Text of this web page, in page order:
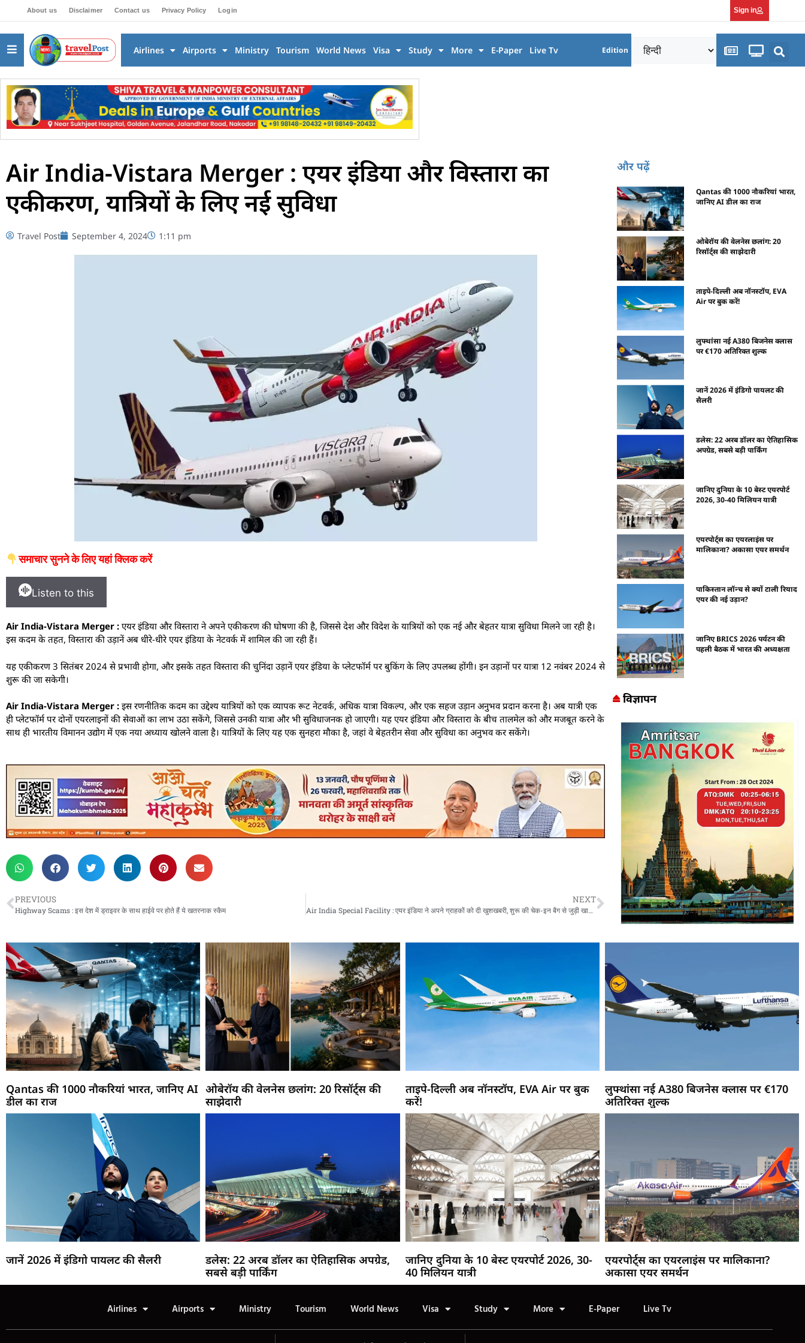
About us Disclaimer Contact us Privacy Policy Login Sign in
Airlines Airports Ministry Tourism World News Visa Study More E-Paper Live Tv Edition
Air India-Vistara Merger : एयर इंडिया और विस्तारा का
एकीकरण, यात्रियों के लिए नई सुविधा
Travel Post September 4, 2024 1:11 pm
समाचार सुनने के लिए यहां क्लिक करें
Listen to this
Air India-Vistara Merger : एयर इंडिया और विस्तारा ने अपने एकीकरण की घोषणा की है, जिससे देश और विदेश के यात्रियों को एक नई और बेहतर यात्रा सुविधा मिलने जा रही है।
इस कदम के तहत, विस्तारा की उड़ानें अब धीरे-धीरे एयर इंडिया के नेटवर्क में शामिल की जा रही हैं।
यह एकीकरण 3 सितंबर 2024 से प्रभावी होगा, और इसके तहत विस्तारा की चुनिंदा उड़ानें एयर इंडिया के प्लेटफॉर्म पर बुकिंग के लिए उपलब्ध होंगी। इन उड़ानों पर यात्रा 12 नवंबर 2024 से
शुरू की जा सकेगी।
Air India-Vistara Merger : इस रणनीतिक कदम का उद्देश्य यात्रियों को एक व्यापक रूट नेटवर्क, अधिक यात्रा विकल्प, और एक सहज उड़ान अनुभव प्रदान करना है। अब यात्री एक
ही प्लेटफॉर्म पर दोनों एयरलाइनों की सेवाओं का लाभ उठा सकेंगे, जिससे उनकी यात्रा और भी सुविधाजनक हो जाएगी। यह एयर इंडिया और विस्तारा के बीच तालमेल को और मजबूत करने के
साथ ही भारतीय विमानन उद्योग में एक नया अध्याय खोलने वाला है। यात्रियों के लिए यह एक सुनहरा मौका है, जहां वे बेहतरीन सेवा और सुविधा का अनुभव कर सकेंगे।
PREVIOUS
Highway Scams : इस देश में ड्राइवर के साथ हाईवे पर होते हैं ये खतरनाक स्कैम
NEXT
Air India Special Facility : एयर इंडिया ने अपने ग्राहकों को दी खुशखबरी, शुरू की चेक-इन बैग से जुड़ी खास सर्विस
और पढ़ें
Qantas की 1000 नौकरियां भारत,
जानिए AI डील का राज
ओबेरॉय की वेलनेस छलांग: 20
रिसॉर्ट्स की साझेदारी
ताइपे-दिल्ली अब नॉनस्टॉप, EVA
Air पर बुक करें!
लुफ्थांसा नई A380 बिजनेस क्लास
पर €170 अतिरिक्त शुल्क
जानें 2026 में इंडिगो पायलट की
सैलरी
डलेस: 22 अरब डॉलर का ऐतिहासिक
अपग्रेड, सबसे बड़ी पार्किंग
जानिए दुनिया के 10 बेस्ट एयरपोर्ट
2026, 30-40 मिलियन यात्री
एयरपोर्ट्स का एयरलाइंस पर
मालिकाना? अकासा एयर समर्थन
पाकिस्तान लॉन्च से क्यों टाली रियाद
एयर की नई उड़ान?
जानिए BRICS 2026 पर्यटन की
पहली बैठक में भारत की अध्यक्षता
विज्ञापन
Qantas की 1000 नौकरियां भारत, जानिए AI
डील का राज
ओबेरॉय की वेलनेस छलांग: 20 रिसॉर्ट्स की
साझेदारी
ताइपे-दिल्ली अब नॉनस्टॉप, EVA Air पर बुक
करें!
लुफ्थांसा नई A380 बिजनेस क्लास पर €170
अतिरिक्त शुल्क
जानें 2026 में इंडिगो पायलट की सैलरी
डलेस: 22 अरब डॉलर का ऐतिहासिक अपग्रेड,
सबसे बड़ी पार्किंग
जानिए दुनिया के 10 बेस्ट एयरपोर्ट 2026, 30-
40 मिलियन यात्री
एयरपोर्ट्स का एयरलाइंस पर मालिकाना?
अकासा एयर समर्थन
Airlines Airports Ministry Tourism World News Visa Study More E-Paper Live Tv